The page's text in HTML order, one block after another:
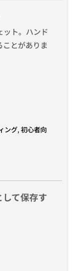
ット。ハンド
とがありま
ング, 初心者向
て保存す